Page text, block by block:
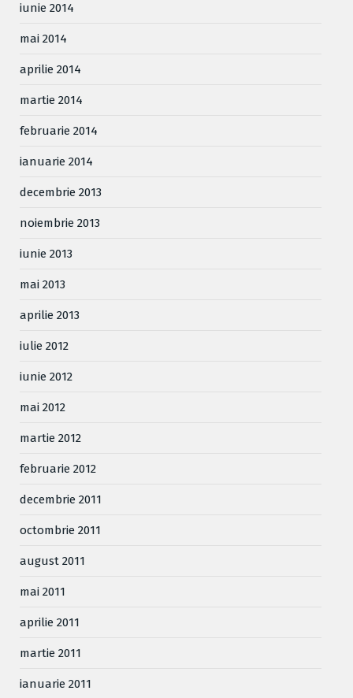
iunie 2014
mai 2014
aprilie 2014
martie 2014
februarie 2014
ianuarie 2014
decembrie 2013
noiembrie 2013
iunie 2013
mai 2013
aprilie 2013
iulie 2012
iunie 2012
mai 2012
martie 2012
februarie 2012
decembrie 2011
octombrie 2011
august 2011
mai 2011
aprilie 2011
martie 2011
ianuarie 2011